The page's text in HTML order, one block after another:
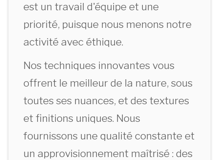
est un travail d'équipe et une
priorité, puisque nous menons notre
activité avec éthique.
Nos techniques innovantes vous
offrent le meilleur de la nature, sous
toutes ses nuances, et des textures
et finitions uniques. Nous
fournissons une qualité constante et
un approvisionnement maîtrisé : des